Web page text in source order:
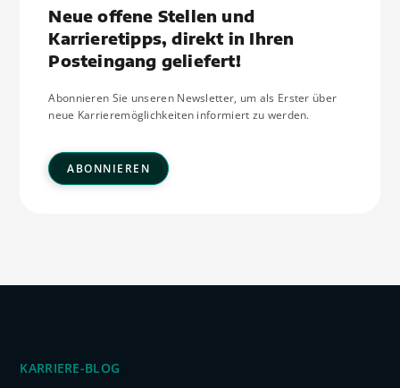
Neue offene Stellen und
Karrieretipps, direkt in Ihren
Posteingang geliefert!
Abonnieren Sie unseren Newsletter, um als Erster über
neue Karrieremöglichkeiten informiert zu werden.
ABONNIEREN
KARRIERE-BLOG